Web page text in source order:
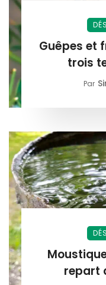
Guêpes et
trois
Par
repart